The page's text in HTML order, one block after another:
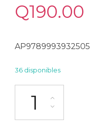
Q190.00
AP9789993932505
36 disponibles